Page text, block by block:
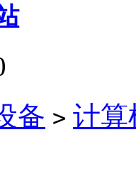
备 > 计算